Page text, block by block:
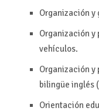
Organización
Organización y
vehículos.
Organización
bilingüe inglés
Orientación